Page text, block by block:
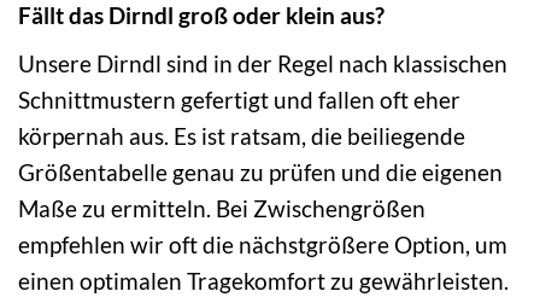
Fällt das Dirndl groß oder klein aus?
Unsere Dirndl sind in der Regel nach klassischen
Schnittmustern gefertigt und fallen oft eher
körpernah aus. Es ist ratsam, die beiliegende
Größentabelle genau zu prüfen und die eigenen
Maße zu ermitteln. Bei Zwischengrößen
empfehlen wir oft die nächstgrößere Option, um
einen optimalen Tragekomfort zu gewährleisten.